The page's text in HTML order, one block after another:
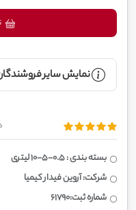
نمایش سایر
بسته بندی : 0.5-5-10 لیتری
شرکت: آروین فیدار کیمیا
شماره ثبت:61790